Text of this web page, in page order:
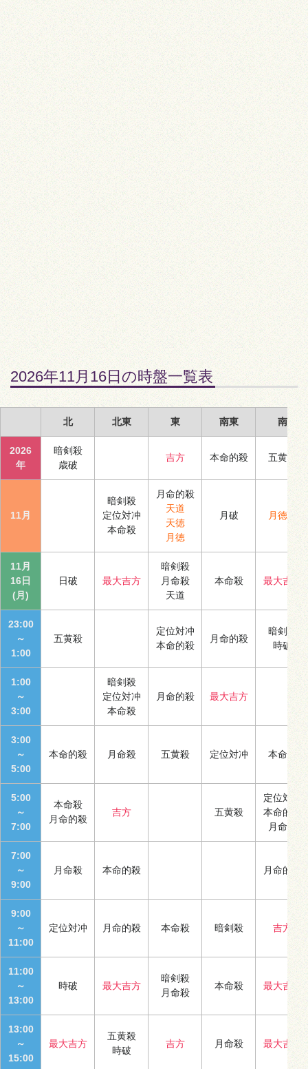
2026年11月16日の時盤一覧表
北 北東 東 南東 南
2026
年
暗剣殺
歳破
吉方 本命的殺 五黄殺
11月
暗剣殺
定位対冲
本命殺
月命的殺
天道
天徳
月徳
月破 月徳合
11月
16日
(月)
日破 最大吉方
暗剣殺
月命殺
天道
本命殺 最大吉方
23:00
～
1:00
五黄殺
定位対冲
本命的殺
月命的殺
暗剣殺
時破
1:00
～
3:00
暗剣殺
定位対冲
本命殺
月命的殺 最大吉方
3:00
～
5:00
本命的殺 月命殺 五黄殺 定位対冲 本命殺
5:00
～
7:00
本命殺
月命的殺
吉方 五黄殺
定位対冲
本命的殺
月命殺
7:00
～
9:00
月命殺 本命的殺 月命的殺
9:00
～
11:00
定位対冲 月命的殺 本命殺 暗剣殺 吉方
11:00
～
13:00
時破 最大吉方
暗剣殺
月命殺
本命殺 最大吉方
13:00
～
15:00
最大吉方
五黄殺
時破
吉方 月命殺 最大吉方